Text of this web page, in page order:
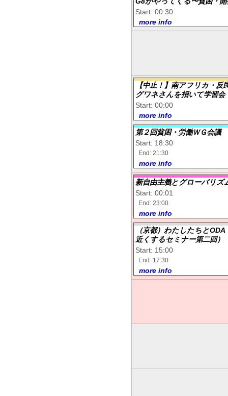
Start: 00:30
more info
【中止！】南アフリカ・
グワネさんを招いて学習
Start: 00:00
more info
第２回貧困・労働ＷＧ会議
Start: 18:30
End: 21:30
more info
新自由主義とグローバリズ
Start: 00:01
End: 23:00
more info
（京都）わたしたちと
近くするセミナー第二回）
Start: 15:00
End: 17:30
more info